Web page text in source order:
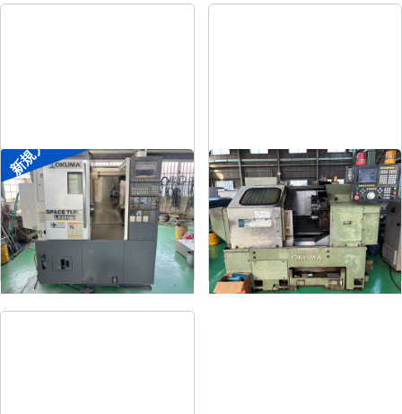
新規入荷
8″NC旋盤
メーカー オークマ
形 式LB2500EX
年 式
8″NC旋盤
メーカー オークマ
形 式LB-12
年 式1989